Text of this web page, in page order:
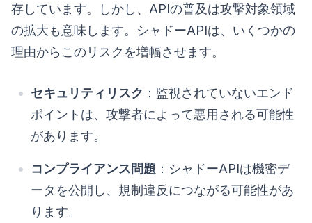
存しています。しかし、APIの普及は攻撃対象領域
の拡大も意味します。シャドーAPIは、いくつかの
理由からこのリスクを増幅させます。
セキュリティリスク ：監視されていないエンド
ポイントは、攻撃者によって悪用される可能性
があります。
コンプライアンス問題 ：シャドーAPIは機密デ
ータを公開し、規制違反につながる可能性があ
ります。